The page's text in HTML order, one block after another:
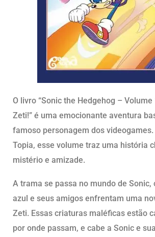
O livro “Sonic the Hedgehog – Volume
Zeti!” é uma emocionante aventura
famoso personagem dos
Topia, esse volume traz uma história
mistério e amizade.
A trama se passa no mundo de Sonic,
azul e seus amigos enfrentam uma
Zeti. Essas criaturas maléficas estão
por onde passam, e cabe a Sonic e